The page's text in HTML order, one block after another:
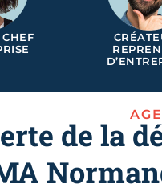
de la